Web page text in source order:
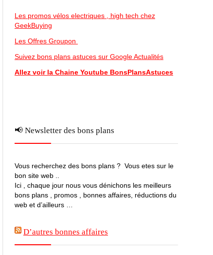
Les promos vélos electriques , high tech chez
GeekBuying
Les Offres Groupon
Suivez bons plans astuces sur Google Actualités
Allez voir la Chaine Youtube BonsPlansAstuces
📢 Newsletter des bons plans
Vous recherchez des bons plans ? Vous etes sur le
bon site web ..
Ici , chaque jour nous vous dénichons les meilleurs
bons plans , promos , bonnes affaires, réductions du
web et d’ailleurs …
D’autres bonnes affaires